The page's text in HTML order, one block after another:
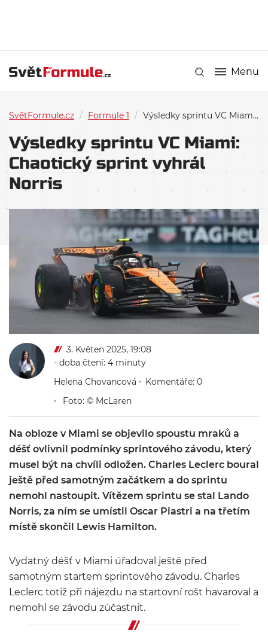
Menu
SvětFormule.cz / Formule 1 / Výsledky sprintu VC Miami: Chaotický sprint vyhrál Norris
Výsledky sprintu VC Miami:
Chaotický sprint vyhrál
Norris
3. Květen 2025, 19:08
- doba čtení: 4 minuty
Helena Chovancová
Komentáře: 0
Foto: © McLaren
Na obloze v Miami se objevilo spoustu mraků a
déšť ovlivnil podmínky sprintového závodu, který
musel být na chvíli odložen. Charles Leclerc boural
ještě před samotným začátkem a do sprintu
nemohl nastoupit. Vítězem sprintu se stal Lando
Norris, za ním se umístil Oscar Piastri a na třetím
místě skončil Lewis Hamilton.
Vydatný déšť v Miami úřadoval ještě před
samotným startem sprintového závodu. Charles
Leclerc totiž při nájezdu na startovní rošt havaroval a
nemohl se závodu zúčastnit.